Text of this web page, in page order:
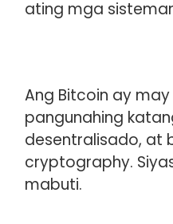
ating mga
Ang Bitcoin ay
pangunahing
desentralisado, at
cryptography.
mabuti.